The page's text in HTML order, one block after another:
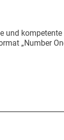
und kompetente
„Number